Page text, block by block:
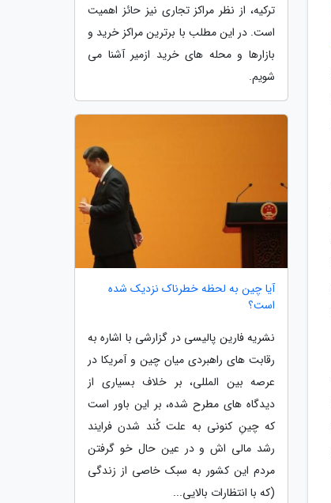
ترکیه، از نظر مراکز تجاری نیز حائز اهمیت
است. در این مطلب با برترین مراکز خرید و
بازارها و محله های خرید ازمیر آشنا می
شویم.
آیا چین به لحظه خطرناک نزدیک شده
است؟
نشریه فارین پالیسی در گزارشی با اشاره به
رقابت های راهبردی میان چین و آمریکا در
عرصه بین المللی، بر خلاف بسیاری از
دیدگاه های مطرح شده، بر این باور است
که چینِ کنونی به علت کُند شدن فرایند
رشد مالی اش و در عین حال خو گرفتن
مردم این کشور به سبک خاصی از زندگی
(که با انتظارات بالایی...